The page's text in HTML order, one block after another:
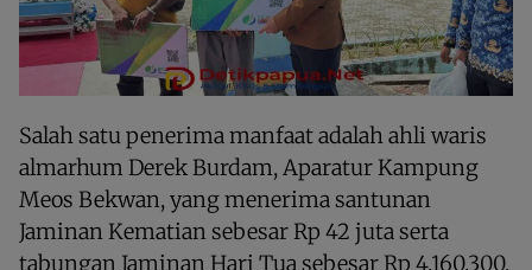
Salah satu penerima manfaat adalah ahli waris
almarhum Derek Burdam, Aparatur Kampung
Meos Bekwan, yang menerima santunan
Jaminan Kematian sebesar Rp 42 juta serta
tabungan Jaminan Hari Tua sebesar Rp 4.160.300,